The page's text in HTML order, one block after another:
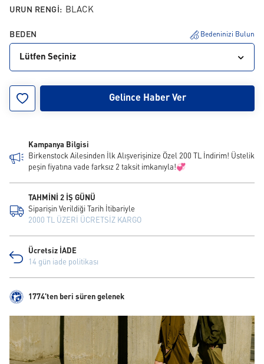
URUN RENGI: BLACK
BEDEN Bedeninizi Bulun
Lütfen Seçiniz
Gelince Haber Ver
Kampanya Bilgisi
Birkenstock Ailesinden İlk Alışverişinize Özel 200 TL İndirim! Üstelik
peşin fiyatına vade farksız 2 taksit imkanıyla!💞
TAHMİNİ 2 İŞ GÜNÜ
Siparişin Verildiği Tarih İtibariyle
2000 TL ÜZERİ ÜCRETSİZ KARGO
Ücretsiz İADE
14 gün iade politikası
1774'ten beri süren gelenek